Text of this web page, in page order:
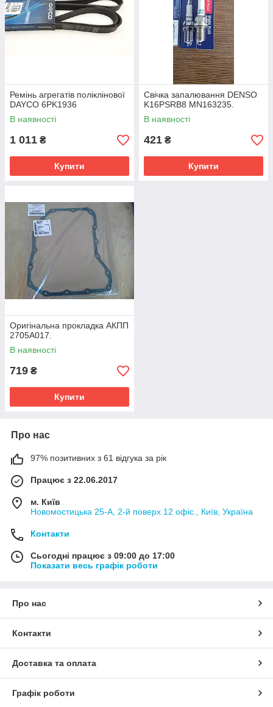
Ремінь агрегатів поліклінової
DAYCO 6PK1936
В наявності
1 011 ₴
Купити
Свічка запалювання DENSO
K16PSRB8 MN163235.
В наявності
421 ₴
Купити
Оригінальна прокладка АКПП
2705A017.
В наявності
719 ₴
Купити
Про нас
97% позитивних з 61 відгука за рік
Працює з 22.06.2017
м. Київ
Новомостицька 25-А, 2-й поверх 12 офіс., Київ, Україна
Контакти
Сьогодні працює з 09:00 до 17:00
Показати весь графік роботи
Про нас
Контакти
Доставка та оплата
Графік роботи